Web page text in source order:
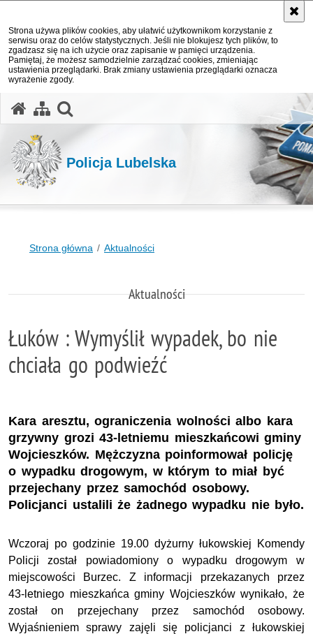
Strona używa plików cookies, aby ułatwić użytkownikom korzystanie z
serwisu oraz do celów statystycznych. Jeśli nie blokujesz tych plików, to
zgadzasz się na ich użycie oraz zapisanie w pamięci urządzenia.
Pamiętaj, że możesz samodzielnie zarządzać cookies, zmieniając
ustawienia przeglądarki. Brak zmiany ustawienia przeglądarki oznacza
wyrażenie zgody.
Policja Lubelska
Strona główna Aktualności
Aktualności
Łuków : Wymyślił wypadek, bo nie
chciała go podwieźć
Kara aresztu, ograniczenia wolności albo kara
grzywny grozi 43-letniemu mieszkańcowi gminy
Wojcieszków. Mężczyzna poinformował policję
o wypadku drogowym, w którym to miał być
przejechany przez samochód osobowy.
Policjanci ustalili że żadnego wypadku nie było.
Wczoraj po godzinie 19.00 dyżurny łukowskiej Komendy
Policji został powiadomiony o wypadku drogowym w
miejscowości Burzec. Z informacji przekazanych przez
43-letniego mieszkańca gminy Wojcieszków wynikało, że
został on przejechany przez samochód osobowy.
Wyjaśnieniem sprawy zajęli się policjanci z łukowskiej